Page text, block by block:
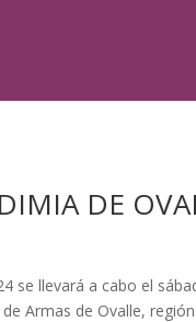
DE
se llevará a cabo el
Armas de Ovalle,